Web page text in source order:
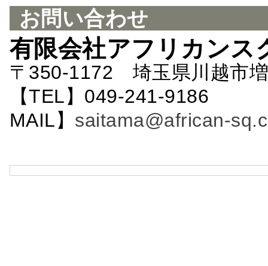
お問い合わせ
有限会社アフリカンス
〒350-1172 埼玉県川越市
【TEL】049-241-
MAIL】 saitama@african-